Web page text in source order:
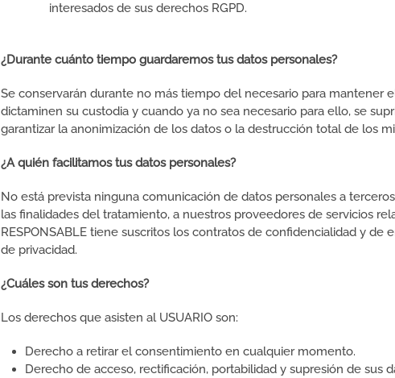
interesados de sus derechos RGPD.
¿Durante cuánto tiempo guardaremos tus datos personales?
Se conservarán durante no más tiempo del necesario para mantener
dictaminen su custodia y cuando ya no sea necesario para ello, se
garantizar la anonimización de los datos o la destrucción total de los
¿A quién facilitamos tus datos personales?
No está prevista ninguna comunicación de datos personales a
las finalidades del tratamiento, a nuestros proveedores de servicios
RESPONSABLE tiene suscritos los contratos de confidencialidad y
de privacidad.
¿Cuáles son tus derechos?
Los derechos que asisten al USUARIO son:
Derecho a retirar el consentimiento en cualquier momento.
Derecho de acceso, rectificación, portabilidad y supresión de sus